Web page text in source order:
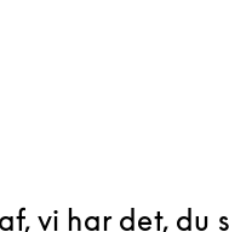
vi har det, du